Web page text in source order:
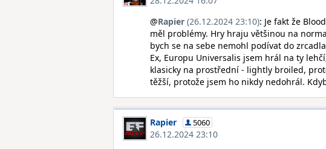
@Rapier (26.12.2024 23:10): Je fakt že
měl problémy. Hry hraju většinou na
bych se na sebe nemohl podívat do
Ex, Europu Universalis jsem hrál na ty
klasicky na prostřední - lightly broiled,
těžší, protože jsem ho nikdy nedohrál.
Rapier 5060
26.12.2024 23:10